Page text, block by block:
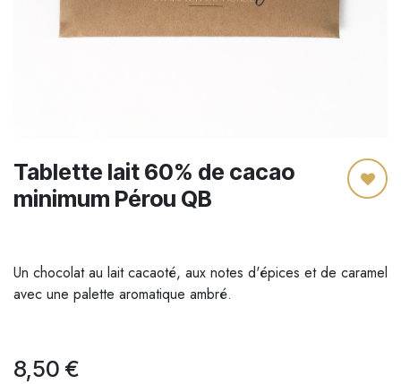
Tablette lait 60% de cacao
minimum Pérou QB
Un chocolat au lait cacaoté, aux notes d'épices et de caramel
avec une palette aromatique ambré.
8,50 €